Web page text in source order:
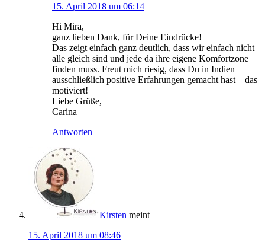
15. April 2018 um 06:14
Hi Mira,
ganz lieben Dank, für Deine Eindrücke!
Das zeigt einfach ganz deutlich, dass wir einfach nicht
alle gleich sind und jede da ihre eigene Komfortzone
finden muss. Freut mich riesig, dass Du in Indien
ausschließlich positive Erfahrungen gemacht hast – das
motiviert!
Liebe Grüße,
Carina
Antworten
Kirsten meint
15. April 2018 um 08:46